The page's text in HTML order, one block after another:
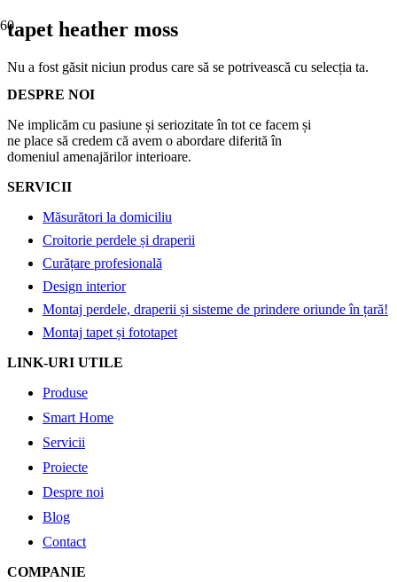
tapet heather moss
Nu a fost găsit niciun produs care să se potrivească cu selecția ta.
DESPRE NOI
Ne implicăm cu pasiune și seriozitate în tot ce facem și
ne place să credem că avem o abordare diferită în
domeniul amenajărilor interioare.
SERVICII
Măsurători la domiciliu
Croitorie perdele și draperii
Curățare profesională
Design interior
Montaj perdele, draperii și sisteme de prindere oriunde în țară!
Montaj tapet și fototapet
LINK-URI UTILE
Produse
Smart Home
Servicii
Proiecte
Despre noi
Blog
Contact
COMPANIE